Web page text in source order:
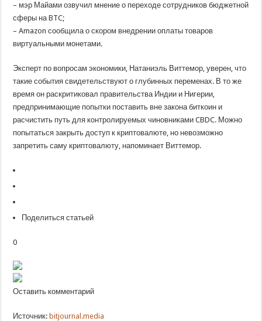
– мэр Майами озвучил мнение о переходе сотрудников бюджетной
сферы на BTC;
– Amazon сообщила о скором внедрении оплаты товаров
виртуальными монетами.
Эксперт по вопросам экономики, Натаниэль Виттемор, уверен, что
такие события свидетельствуют о глубинных переменах. В то же
время он раскритиковал правительства Индии и Нигерии,
предпринимающие попытки поставить вне закона биткоин и
расчистить путь для контролируемых чиновниками CBDC. Можно
попытаться закрыть доступ к криптовалюте, но невозможно
запретить саму криптовалюту, напоминает Виттемор.
Поделиться статьей
0
Оставить комментарий
Источник: bitjournal.media